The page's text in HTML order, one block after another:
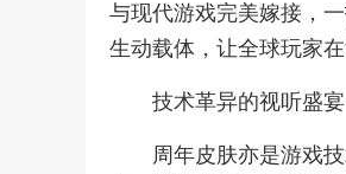
与现代游戏完美嫁接，
生动载体，让全球玩家
技术革异的视听盛宴
周年皮肤亦是游戏